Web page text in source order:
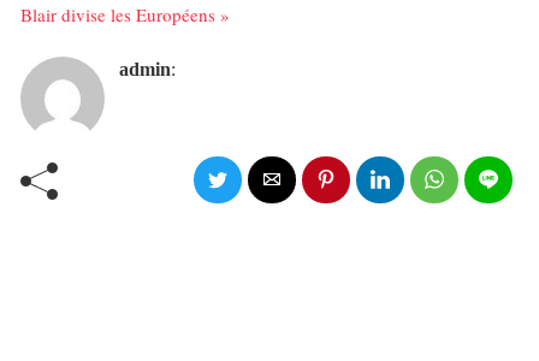
Blair divise les Européens »
admin: